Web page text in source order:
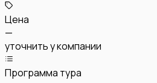
Цена
—
уточнить у компании
Программа тура